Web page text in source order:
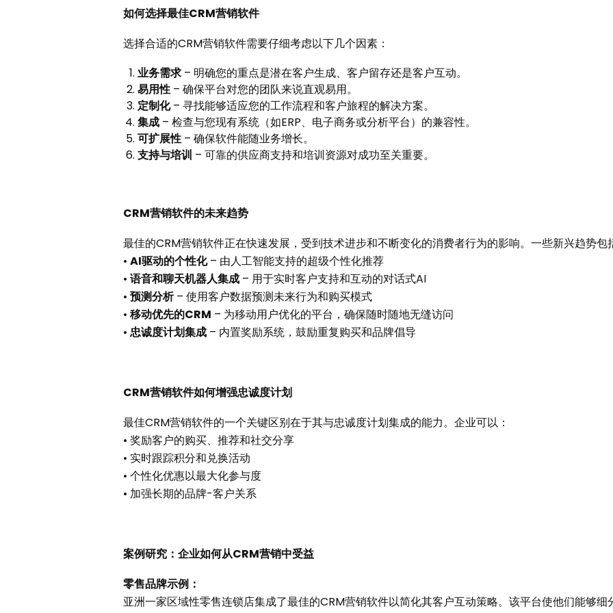
如何选择最佳CRM营销软件
选择合适的CRM营销软件需要仔细考虑以下几个因素：
业务需求– 明确您的重点是潜在客户生成、客户留存还是客户互动。
易用性– 确保平台对您的团队来说直观易用。
定制化– 寻找能够适应您的工作流程和客户旅程的解决方案。
集成– 检查与您现有系统（如ERP、电子商务或分析平台）的兼容性。
可扩展性– 确保软件能随业务增长。
支持与培训 – 可靠的供应商支持和培训资源对成功至关重要。
CRM营销软件的未来趋势
最佳的CRM营销软件正在快速发展，受到技术进步和不断变化的消费者行为的影响。一些新兴趋势包
• AI驱动的个性化– 由人工智能支持的超级个性化推荐
• 语音和聊天机器人集成 – 用于实时客户支持和互动的对话式AI
• 预测分析– 使用客户数据预测未来行为和购买模式
• 移动优先的CRM – 为移动用户优化的平台，确保随时随地无缝访问
• 忠诚度计划集成 – 内置奖励系统，鼓励重复购买和品牌倡导
CRM营销软件如何增强忠诚度计划
最佳CRM营销软件的一个关键区别在于其与忠诚度计划集成的能力。企业可以：
• 奖励客户的购买、推荐和社交分享
• 实时跟踪积分和兑换活动
• 个性化优惠以最大化参与度
• 加强长期的品牌-客户关系
案例研究：企业如何从CRM营销中受益
零售品牌示例：
亚洲一家区域性零售连锁店集成了最佳的CRM营销软件以简化其客户互动策略。该平台使他们能够